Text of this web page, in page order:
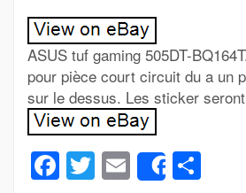
ASUS tuf gaming 505DT-
pour pièce court circuit du a un
sur le dessus. Les sticker
Facebook
Twitter
Email
Share